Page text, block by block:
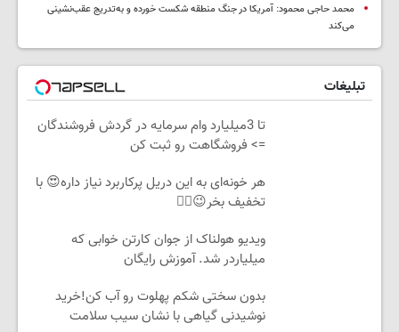
محمد حاجی محمود: آمریکا در جنگ منطقه شکست خورده و به‌تدریج عقب‌نشینی
می‌کند
تبلیغات
تا 3میلیارد وام سرمایه در گردش فروشندگان
=> فروشگاهت رو ثبت کن
هر خونه‌ای به این دریل پرکاربرد نیاز داره😍 با
تخفیف بخر😉👌🏻
ویدیو هولناک از جوان کارتن خوابی که
میلیاردر شد. آموزش رایگان
بدون سختی شکم پهلوت رو آب کن!خرید
نوشیدنی گیاهی با نشان سیب سلامت